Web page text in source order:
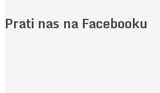
Prati nas na Facebooku